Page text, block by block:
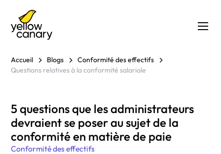
Accueil Blogs
Conformité des effectifs
Questions relatives à la conformité salariale
Conformité des effectifs
5 questions que les administrateurs
devraient se poser au sujet de la
conformité en matière de paie